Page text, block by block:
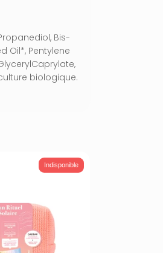
Bis-
Oil*, Pentylene
biologique.
Indisponible